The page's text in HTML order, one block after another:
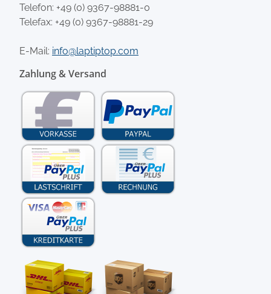
Telefon: +49 (0) 9367-98881-0
Telefax: +49 (0) 9367-98881-29
E-Mail: info@laptiptop.com
Zahlung & Versand